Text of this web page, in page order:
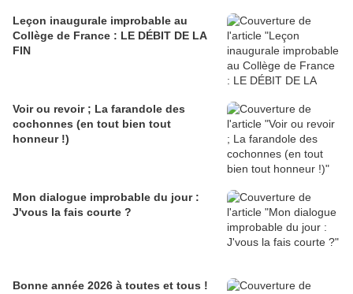
Leçon inaugurale improbable au
Collège de France : LE DÉBIT DE LA
FIN
Voir ou revoir ; La farandole des
cochonnes (en tout bien tout
honneur !)
Mon dialogue improbable du jour :
J'vous la fais courte ?
Bonne année 2026 à toutes et tous !